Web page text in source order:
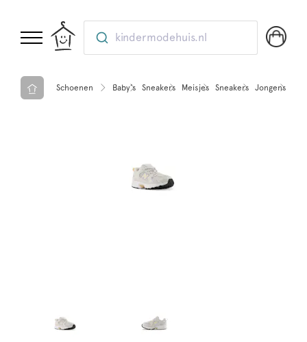
kindermodehuis.nl
Schoenen Baby’s Sneakers Meisjes Sneakers Jongens